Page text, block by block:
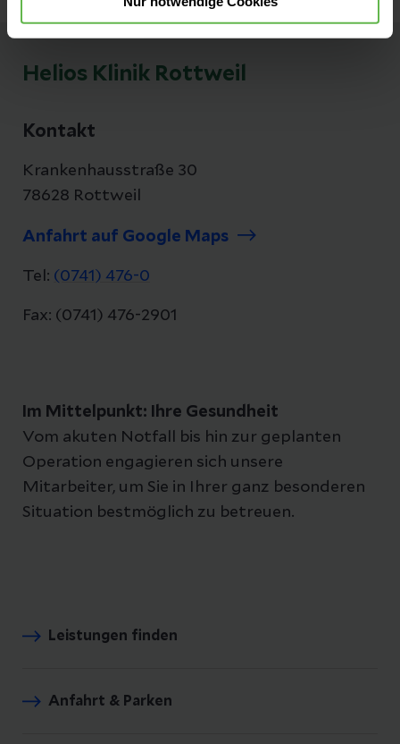
Helios Klinik Rottweil
Kontakt
Krankenhausstraße 30
78628 Rottweil
Anfahrt auf Google Maps
Tel: (0741) 476-0
Fax: (0741) 476-2901
Im Mittelpunkt: Ihre Gesundheit
Vom akuten Notfall bis hin zur geplanten
Operation engagieren sich unsere
Mitarbeiter, um Sie in Ihrer ganz besonderen
Situation bestmöglich zu betreuen.
Leistungen finden
Anfahrt & Parken